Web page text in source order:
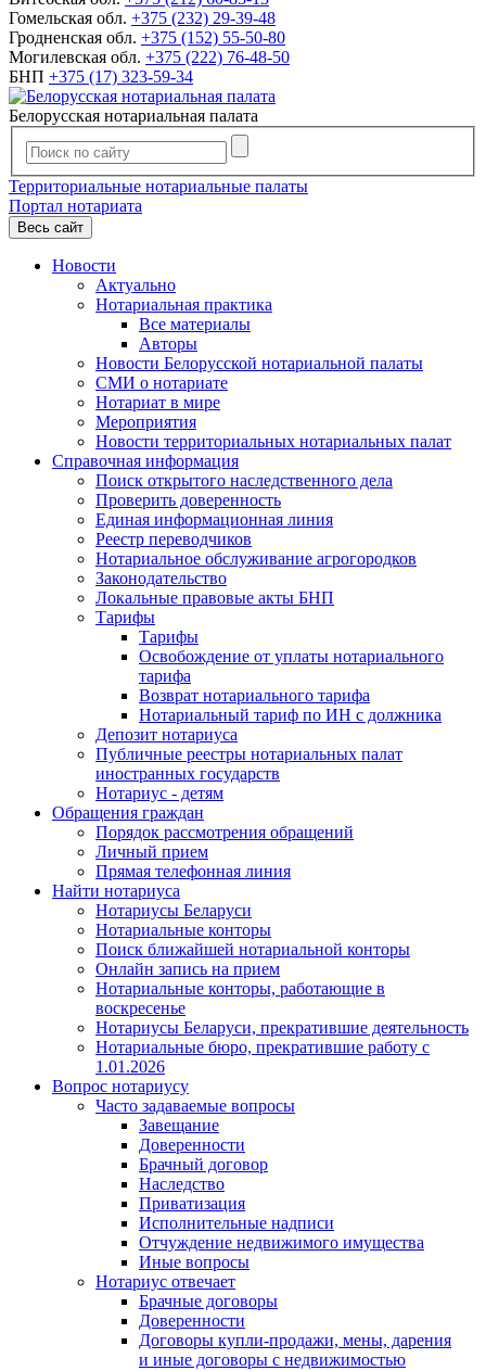
Гомельская обл. +375 (232) 29-39-48
Гродненская обл. +375 (152) 55-50-80
Могилевская обл. +375 (222) 76-48-50
БНП +375 (17) 323-59-34
Белорусская нотариальная палата
Территориальные нотариальные палаты
Портал нотариата
Весь сайт
Новости
Актуально
Нотариальная практика
Все материалы
Авторы
Новости Белорусской нотариальной палаты
СМИ о нотариате
Нотариат в мире
Мероприятия
Новости территориальных нотариальных палат
Справочная информация
Поиск открытого наследственного дела
Проверить доверенность
Единая информационная линия
Реестр переводчиков
Нотариальное обслуживание агрогородков
Законодательство
Локальные правовые акты БНП
Тарифы
Тарифы
Освобождение от уплаты нотариального
тарифа
Возврат нотариального тарифа
Нотариальный тариф по ИН с должника
Депозит нотариуса
Публичные реестры нотариальных палат
иностранных государств
Нотариус - детям
Обращения граждан
Порядок рассмотрения обращений
Личный прием
Прямая телефонная линия
Найти нотариуса
Нотариусы Беларуси
Нотариальные конторы
Поиск ближайшей нотариальной конторы
Онлайн запись на прием
Нотариальные конторы, работающие в
воскресенье
Нотариусы Беларуси, прекратившие деятельность
Нотариальные бюро, прекратившие работу с
1.01.2026
Вопрос нотариусу
Часто задаваемые вопросы
Завещание
Доверенности
Брачный договор
Наследство
Приватизация
Исполнительные надписи
Отчуждение недвижимого имущества
Иные вопросы
Нотариус отвечает
Брачные договоры
Доверенности
Договоры купли-продажи, мены, дарения
и иные договоры с недвижимостью